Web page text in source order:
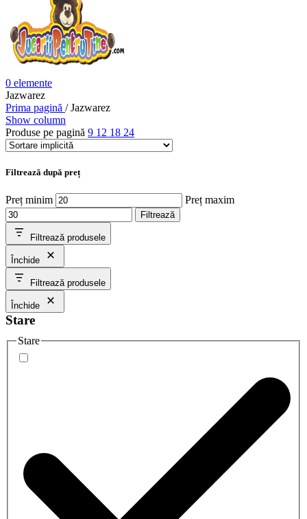
0 elemente
Jazwarez
Prima pagină / Jazwarez
Show column
Produse pe pagină 9 12 18 24
Filtrează după preț
Preț minim Preț maxim
Filtrează
Filtrează produsele
Închide
Filtrează produsele
Închide
Stare
Stare